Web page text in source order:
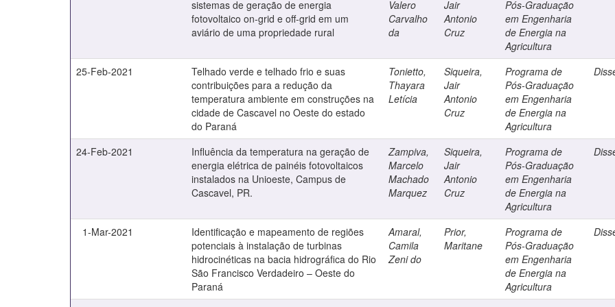
sistemas de geração de energia
fotovoltaico on-grid e off-grid em um
aviário de uma propriedade rural
Valero
Carvalho
da
Jair
Antonio
Cruz
Pós-Graduação
em Engenharia
de Energia na
Agricultura
25-Feb-2021
Telhado verde e telhado frio e suas
contribuições para a redução da
temperatura ambiente em construções na
cidade de Cascavel no Oeste do estado
do Paraná
Tonietto,
Thayara
Letícia
Siqueira,
Jair
Antonio
Cruz
Programa de
Pós-Graduação
em Engenharia
de Energia na
Agricultura
24-Feb-2021
Influência da temperatura na geração de
energia elétrica de painéis fotovoltaicos
instalados na Unioeste, Campus de
Cascavel, PR.
Zampiva,
Marcelo
Machado
Marquez
Siqueira,
Jair
Antonio
Cruz
Programa de
Pós-Graduação
em Engenharia
de Energia na
Agricultura
1-Mar-2021
Identificação e mapeamento de regiões
potenciais à instalação de turbinas
hidrocinéticas na bacia hidrográfica do Rio
São Francisco Verdadeiro – Oeste do
Paraná
Amaral,
Camila
Zeni do
Prior,
Maritane
Programa de
Pós-Graduação
em Engenharia
de Energia na
Agricultura